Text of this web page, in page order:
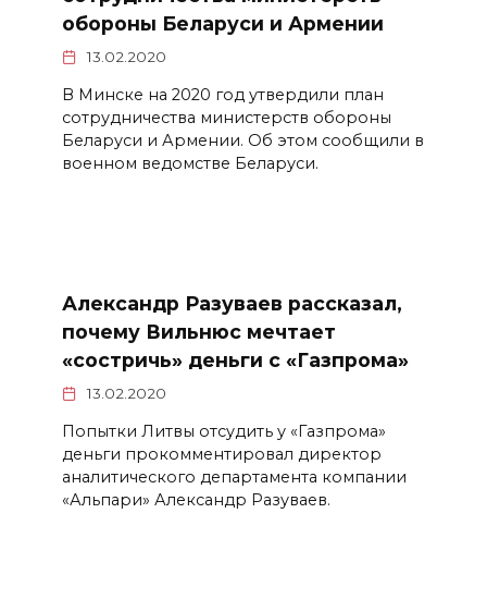
обороны Беларуси и Армении
13.02.2020
В Минске на 2020 год утвердили план
сотрудничества министерств обороны
Беларуси и Армении. Об этом сообщили в
военном ведомстве Беларуси.
Александр Разуваев рассказал,
почему Вильнюс мечтает
«состричь» деньги с «Газпрома»
13.02.2020
Попытки Литвы отсудить у «Газпрома»
деньги прокомментировал директор
аналитического департамента компании
«Альпари» Александр Разуваев.